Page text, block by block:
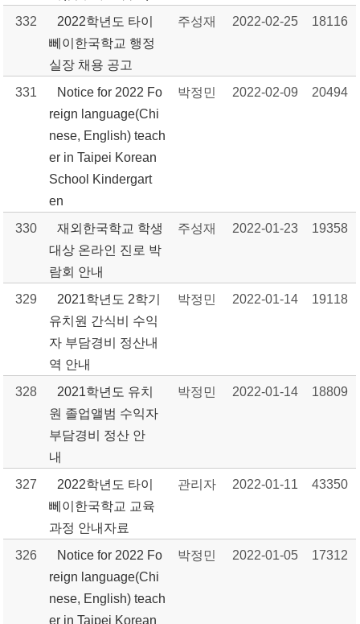
332
2022학년도 타이
뻬이한국학교 행정
실장 채용 공고
주성재 2022-02-25 18116
331
Notice for 2022 Fo
reign language(Chi
nese, English) teach
er in Taipei Korean
School Kindergart
en
박정민 2022-02-09 20494
330
재외한국학교 학생
대상 온라인 진로 박
람회 안내
주성재 2022-01-23 19358
329
2021학년도 2학기
유치원 간식비 수익
자 부담경비 정산내
역 안내
박정민 2022-01-14 19118
328
2021학년도 유치
원 졸업앨범 수익자
부담경비 정산 안
내
박정민 2022-01-14 18809
327
2022학년도 타이
뻬이한국학교 교육
과정 안내자료
관리자 2022-01-11 43350
326
Notice for 2022 Fo
reign language(Chi
nese, English) teach
er in Taipei Korean
박정민 2022-01-05 17312